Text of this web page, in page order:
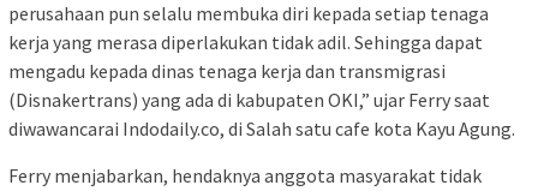
perusahaan pun selalu membuka diri kepada setiap tenaga
kerja yang merasa diperlakukan tidak adil. Sehingga dapat
mengadu kepada dinas tenaga kerja dan transmigrasi
(Disnakertrans) yang ada di kabupaten OKI,” ujar Ferry saat
diwawancarai Indodaily.co, di Salah satu cafe kota Kayu Agung.
Ferry menjabarkan, hendaknya anggota masyarakat tidak